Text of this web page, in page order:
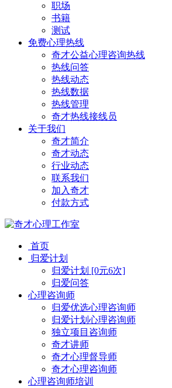
职场
书籍
测试
免费心理热线
奇才公益心理咨询热线
热线问答
热线动态
热线数据
热线管理
奇才热线接线员
关于我们
奇才简介
奇才动态
行业动态
联系我们
加入奇才
付款方式
首页
归爱计划
归爱计划 [0元6次]
归爱问答
心理咨询师
归爱优选心理咨询师
归爱计划心理咨询师
独立项目咨询师
奇才讲师
奇才心理督导师
奇才心理咨询师
心理咨询师培训